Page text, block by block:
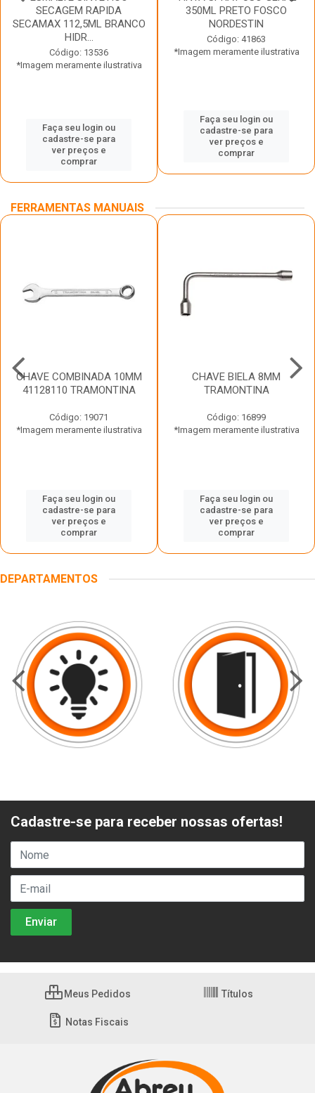
SECAGEM RAPIDA
SECAMAX 112,5ML BRANCO
HIDR...
Código: 13536
*Imagem meramente ilustrativa
Faça seu login ou
cadastre-se para
ver preços e
comprar
350ML PRETO FOSCO
NORDESTIN
Código: 41863
*Imagem meramente ilustrativa
Faça seu login ou
cadastre-se para
ver preços e
comprar
FERRAMENTAS MANUAIS
CHAVE COMBINADA 10MM
41128110 TRAMONTINA
Código: 19071
*Imagem meramente ilustrativa
Faça seu login ou
cadastre-se para
ver preços e
comprar
CHAVE BIELA 8MM
TRAMONTINA
Código: 16899
*Imagem meramente ilustrativa
Faça seu login ou
cadastre-se para
ver preços e
comprar
DEPARTAMENTOS
Cadastre-se para receber nossas ofertas!
Meus Pedidos Títulos
Notas Fiscais